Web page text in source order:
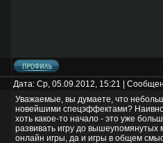
Дата: Ср, 05.09.2012, 15:21 |
Уважаемые, вы думаете, что
новейшими спецэффектами? Наивно
хоть какое-то начало - это уже
развивать игру до вышеупомянутых
онлайн игры, да и игры в общем